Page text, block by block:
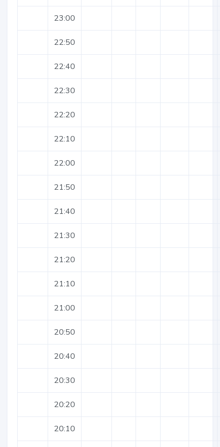
23:00
22:50
22:40
22:30
22:20
22:10
22:00
21:50
21:40
21:30
21:20
21:10
21:00
20:50
20:40
20:30
20:20
20:10